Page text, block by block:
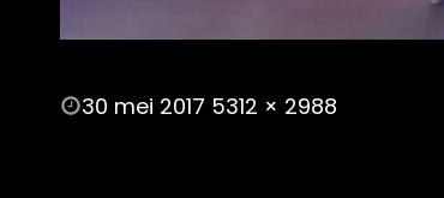
POSTED
30 mei 2017 5312 × 2988